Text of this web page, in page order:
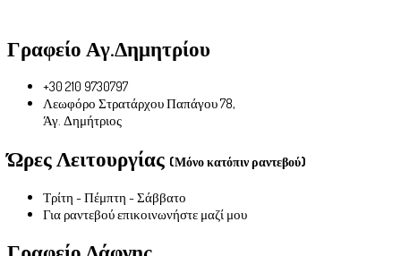
Γραφείο Αγ.Δημητρίου
+30 210 9730797
Λεωφόρο Στρατάρχου Παπάγου 78,
Άγ. Δημήτριος
Ώρες Λειτουργίας (Μόνο κατόπιν ραντεβού)
Τρίτη - Πέμπτη - Σάββατο
Για ραντεβού επικοινωνήστε μαζί μου